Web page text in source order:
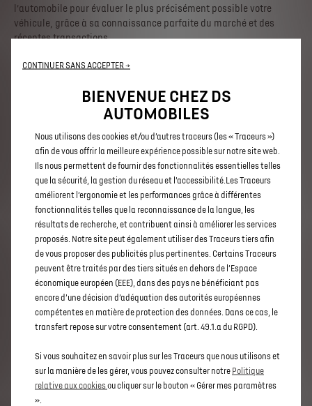
l’automobile pour évaluer le plus précisément possible votre
véhicule, grâce à sa connaissance parfaite du marché et des
récentes transactions.
RAPIDITÉ
- En quelques minutes, renseignez en ligne les caractéristiques de
votre véhicule et recevez immédiatement l’estimation la plus
CONTINUER SANS ACCEPTER →
BIENVENUE CHEZ DS
AUTOMOBILES
Nous utilisons des cookies et/ou d’autres traceurs (les « Traceurs »)
afin de vous offrir la meilleure expérience possible sur notre site web.
Ils nous permettent de fournir des fonctionnalités essentielles telles
que la sécurité, la gestion du réseau et l’accessibilité.Les Traceurs
améliorent l’ergonomie et les performances grâce à différentes
fonctionnalités telles que la reconnaissance de la langue, les
résultats de recherche, et contribuent ainsi à améliorer les services
proposés. Notre site peut également utiliser des Traceurs tiers afin
de vous proposer des publicités plus pertinentes. Certains Traceurs
peuvent être traités par des tiers situés en dehors de l’Espace
économique européen (EEE), dans des pays ne bénéficiant pas
encore d’une décision d’adéquation des autorités européennes
compétentes en matière de protection des données. Dans ce cas, le
transfert repose sur votre consentement (art. 49.1.a du RGPD).
Si vous souhaitez en savoir plus sur les Traceurs que nous utilisons et
sur la manière de les gérer, vous pouvez consulter notre Politique
relative aux cookies ou cliquer sur le bouton « Gérer mes paramètres
».